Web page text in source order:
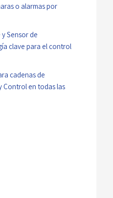
o alarmas por
Sensor de
clave para el control
cadenas de
Control en todas las